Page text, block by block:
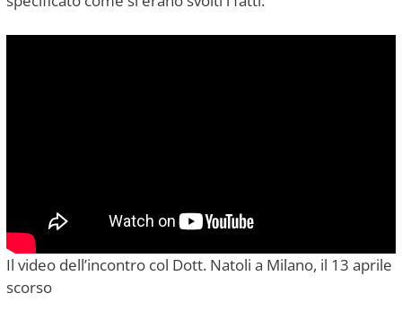
Il video dell’incontro col Dott. Natoli a Milano, il 13 aprile
scorso